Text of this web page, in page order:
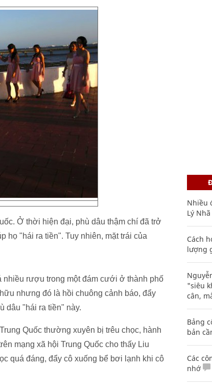
Ở thời hiện đại, phù dâu thậm chí đã trở
họ "hái ra tiền". Tuy nhiên, mặt trái của
nhiều rượu trong một đám cưới ở thành phố
nhưng đó là hồi chuông cảnh báo, đẩy
dâu "hái ra tiền" này.
Quốc thường xuyên bị trêu chọc, hành
mạng xã hội Trung Quốc cho thấy Liu
quá đáng, đẩy cô xuống bể bơi lạnh khi cô
Nhiều
Lý Nhã
Cách
lượng
"siêu
cân,
Bảng
bản
Các
nhớ